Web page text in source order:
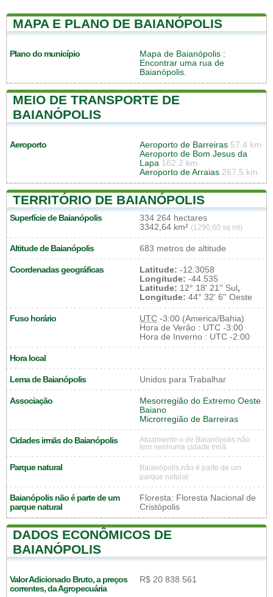
MAPA E PLANO DE BAIANÓPOLIS
Plano do município Mapa de Baianópolis :
Encontrar uma rua de
Baianópolis.
MEIO DE TRANSPORTE DE
BAIANÓPOLIS
Aeroporto Aeroporto de Barreiras 57.4 km
Aeroporto de Bom Jesus da
Lapa 162.2 km
Aeroporto de Arraias 267.5 km
TERRITÓRIO DE BAIANÓPOLIS
Superfície de Baianópolis
334 264 hectares
3342,64 km² (1290,60 sq mi)
Altitude de Baianópolis 683 metros de altitude
Coordenadas geográficas Latitude: -12.3058
Longitude: -44.535
Latitude: 12° 18' 21'' Sul,
Longitude: 44° 32' 6'' Oeste
Fuso horário UTC -3:00 (America/Bahia)
Hora de Verão : UTC -3:00
Hora de Inverno : UTC -2:00
Hora local
Lema de Baianópolis Unidos para Trabalhar
Associação
Mesorregião do Extremo Oeste
Baiano
Microrregião de Barreiras
Cidades irmãs do Baianópolis
Atualmente o de Baianópolis não
tem nenhuma cidade irmã.
Parque natural
Baianópolis não é parte de um
parque natural
Baianópolis não é parte de um
parque natural
Floresta: Floresta Nacional de
Cristópolis
DADOS ECONÔMICOS DE
BAIANÓPOLIS
Valor Adicionado Bruto, a preços
correntes, da Agropecuária
R$ 20 838 561